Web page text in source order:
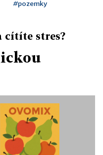
#pozemky
cítíte stres?